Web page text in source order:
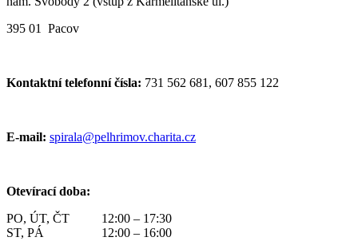
395 01 Pacov
Kontaktní telefonní čísla: 731 562 681, 607 855 122
E-mail: spirala@pelhrimov.charita.cz
Otevírací doba:
PO, ÚT, ČT 12:00 – 17:30
ST, PÁ 12:00 – 16:00